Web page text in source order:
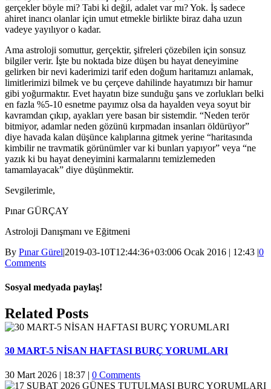
gerçekler böyle mi? Tabi ki değil, adalet var mı? Yok. İş sadece
ahiret inancı olanlar için umut etmekle birlikte biraz daha uzun
vadeye yayılıyor o kadar.
Ama astroloji somuttur, gerçektir, şifreleri çözebilen için sonsuz
bilgiler verir. İşte bu noktada bize düşen bu hayat deneyimine
gelirken bir nevi kaderimizi tarif eden doğum haritamızı anlamak,
limitlerimizi bilmek ve bu çerçeve dahilinde hayatımızı bir hamur
gibi yoğurmaktır. Evet hayatın bize sunduğu şans ve zorlukları belki
en fazla %5-10 esnetme payımız olsa da hayalden veya soyut bir
kavramdan çıkıp, ayakları yere basan bir sistemdir. “Neden terör
bitmiyor, adamlar neden gözünü kırpmadan insanları öldürüyor”
diye havada kalan düşünce kalıplarına gitmek yerine “haritasında
kimbilir ne travmatik görünümler var ki bunları yapıyor” veya “ne
yazık ki bu hayat deneyimini karmalarını temizlemeden
tamamlayacak” diye düşünmektir.
Sevgilerimle,
Pınar GÜRÇAY
Astroloji Danışmanı ve Eğitmeni
By Pınar Gürel|2019-03-10T12:44:36+03:006 Ocak 2016 | 12:43 |0
Comments
Sosyal medyada paylaş!
Facebook
Twitter
Reddit
LinkedIn
WhatsApp
Pinterest
Email
Related Posts
30 MART-5 NİSAN HAFTASI BURÇ YORUMLARI
30 Mart 2026 | 18:37 | 0 Comments